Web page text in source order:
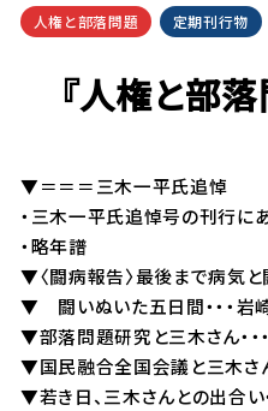
人権と部落問題 定期刊行物
『人権と部
▼＝＝＝三木一平氏追悼
・三木一平氏追悼号の刊行に
・略年譜
▼〈闘病報告〉最後まで病気
▼ 闘いぬいた五日間・・・
▼部落問題研究と三木さん・
▼国民融合全国会議と三木さ
▼若き日、三木さんとの出合い